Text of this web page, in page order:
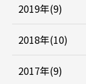
2019年(9)
2018年(10)
2017年(9)